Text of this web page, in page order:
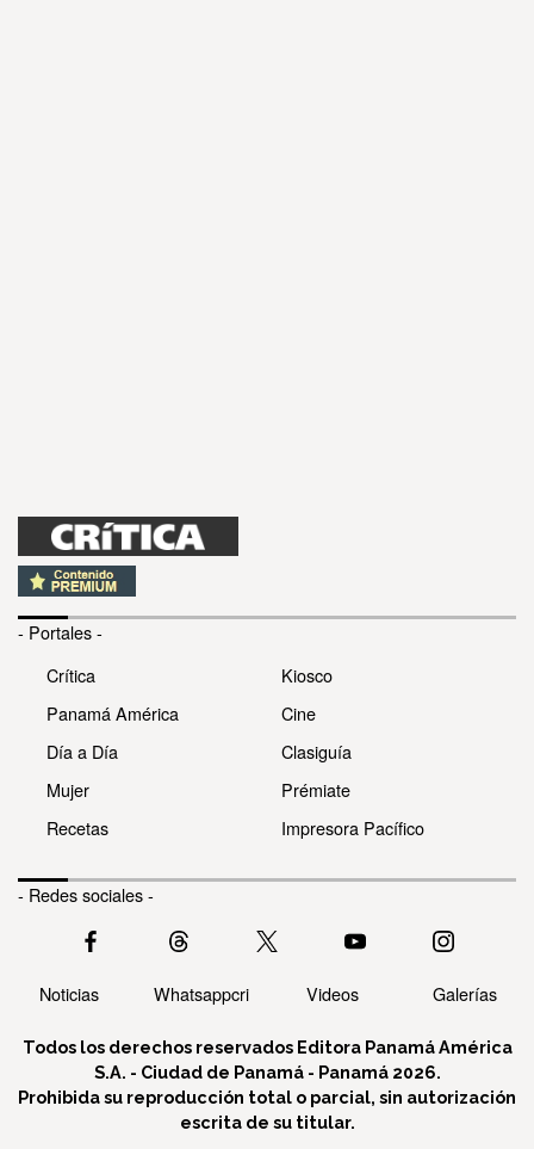
- Portales -
Crítica
Panamá América
Día a Día
Mujer
Recetas
Kiosco
Cine
Clasiguía
Prémiate
Impresora Pacífico
- Redes sociales -
Noticias Whatsappcri Videos Galerías
Todos los derechos reservados Editora Panamá América
S.A. - Ciudad de Panamá - Panamá 2026.
Prohibida su reproducción total o parcial, sin autorización
escrita de su titular.